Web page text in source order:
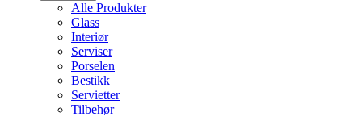
Alle Produkter
Glass
Interiør
Serviser
Porselen
Bestikk
Servietter
Tilbehør